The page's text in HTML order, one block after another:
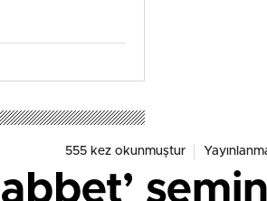
555 kez okunmuştur